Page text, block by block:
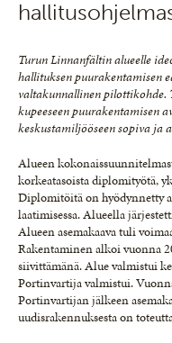
Turun Linnanfältin alueelle
hallituksen puurakentamisen
valtakunnallinen pilottikohde.
kupeeseen puurakentamisen
keskustamiljööseen sopiva ja
Alueen
korkeatasoista diplomityötä,
Diplomitöitä on hyödynnetty
laatimisessa. Alueella
Alueen asemakaava tuli
Rakentaminen alkoi vuonna
siivittämänä. Alue valmistui
Portinvartija valmistui.
Portinvartijan jälkeen
uudisrakennuksesta on